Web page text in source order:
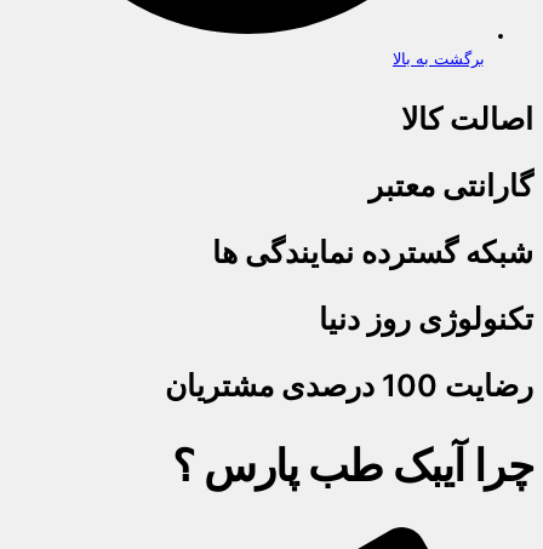
برگشت به بالا
اصالت کالا
گارانتی معتبر
شبکه گسترده نمایندگی ها
تکنولوژی روز دنیا
رضایت 100 درصدی مشتریان
چرا آیبک طب پارس ؟